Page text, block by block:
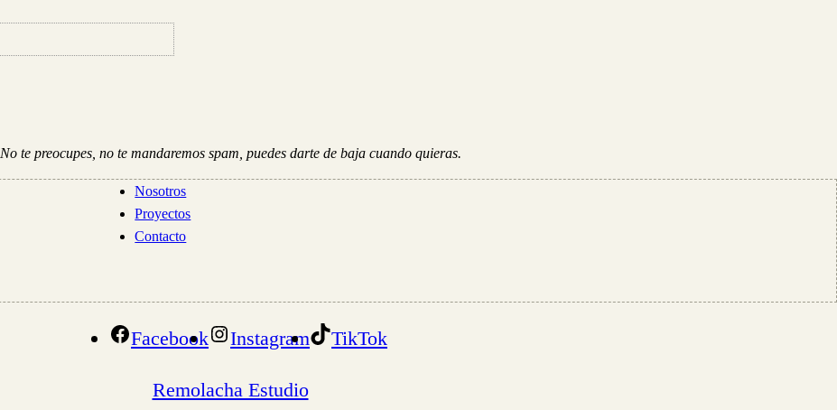
No te preocupes, no te mandaremos spam, puedes darte de baja cuando quieras.
Nosotros
Proyectos
Contacto
Facebook Instagram TikTok
Remolacha Estudio